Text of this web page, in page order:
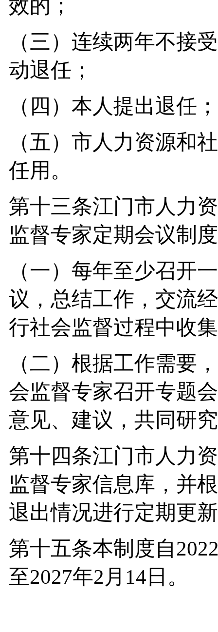
效的；
（三）连续两年不接
动退任；
（四）本人提出退任；
（五）市人力资源和
任用。
第十三条江门市人力
监督专家定期会议制
（一）每年至少召开
议，总结工作，交流
行社会监督过程中收
（二）根据工作需要
会监督专家召开专题
意见、建议，共同研
第十四条江门市人力
监督专家信息库，并
退出情况进行定期更
第十五条本制度自
至2027年2月14日。